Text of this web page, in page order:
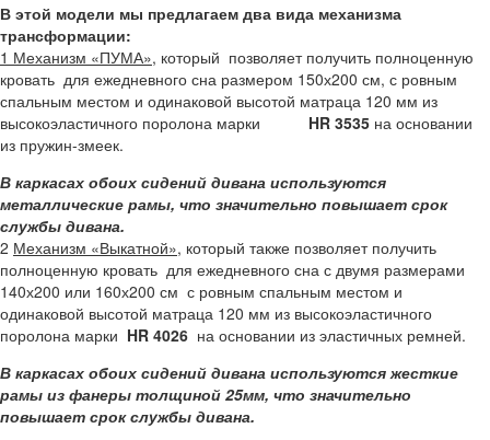
В этой модели мы предлагаем два вида механизма
трансформации:
1 Механизм «ПУМА», который позволяет получить полноценную
кровать для ежедневного сна размером 150х200 см, с ровным
спальным местом и одинаковой высотой матраца 120 мм из
высокоэластичного поролона марки HR 3535 на основании
из пружин-змеек.
В каркасах обоих сидений дивана используются
металлические рамы, что значительно повышает срок
службы дивана.
2 Механизм «Выкатной», который также позволяет получить
полноценную кровать для ежедневного сна с двумя размерами
140х200 или 160х200 см с ровным спальным местом и
одинаковой высотой матраца 120 мм из высокоэластичного
поролона марки HR 4026 на основании из эластичных ремней.
В каркасах обоих сидений дивана используются жесткие
рамы из фанеры толщиной 25мм, что значительно
повышает срок службы дивана.